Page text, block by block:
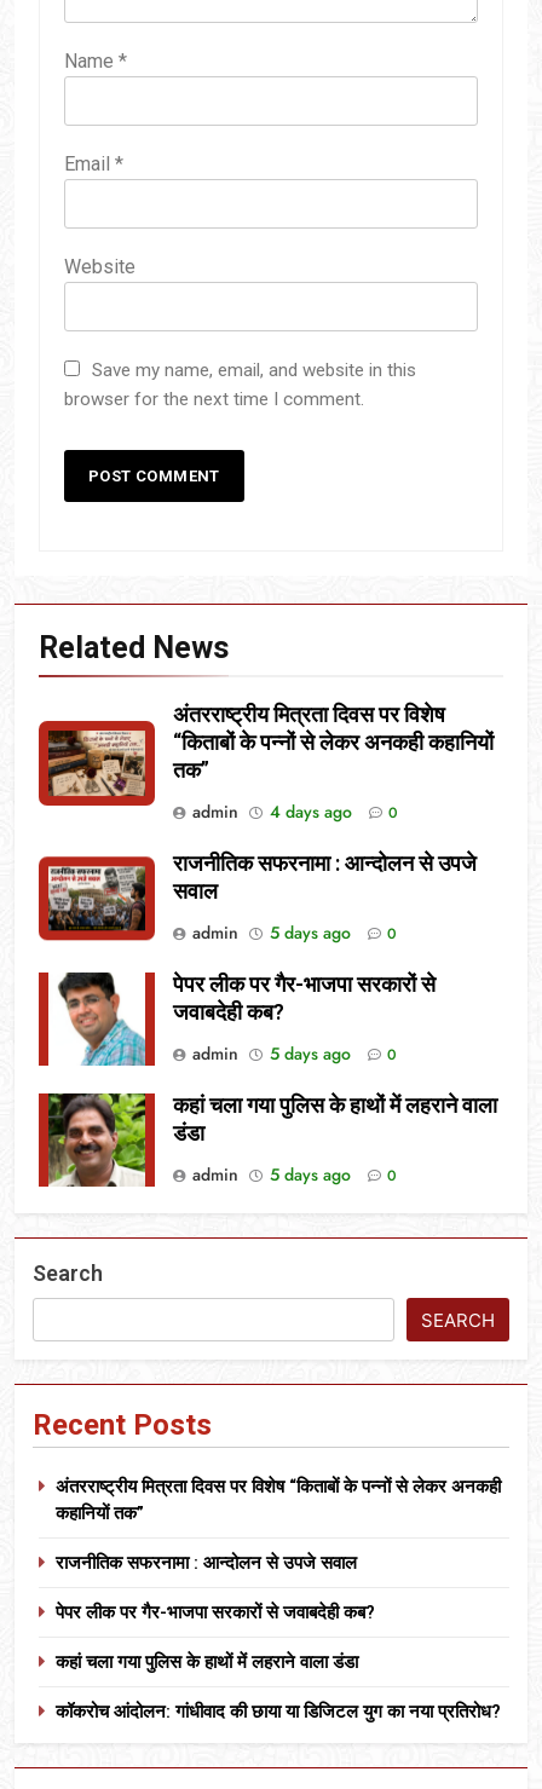
Name *
Email *
Website
Save my name, email, and website in this
browser for the next time I comment.
Related News
अंतरराष्ट्रीय मित्रता दिवस पर विशेष
“किताबों के पन्नों से लेकर अनकही कहानियों
तक”
admin
4 days ago 0
राजनीतिक सफरनामा : आन्दोलन से उपजे
सवाल
admin
5 days ago 0
पेपर लीक पर गैर-भाजपा सरकारों से
जवाबदेही कब?
admin
5 days ago 0
कहां चला गया पुलिस के हाथों में लहराने वाला
डंडा
admin
5 days ago 0
Search
SEARCH
Recent Posts
अंतरराष्ट्रीय मित्रता दिवस पर विशेष “किताबों के पन्नों से लेकर अनकही
कहानियों तक”
राजनीतिक सफरनामा : आन्दोलन से उपजे सवाल
पेपर लीक पर गैर-भाजपा सरकारों से जवाबदेही कब?
कहां चला गया पुलिस के हाथों में लहराने वाला डंडा
कॉकरोच आंदोलन: गांधीवाद की छाया या डिजिटल युग का नया प्रतिरोध?